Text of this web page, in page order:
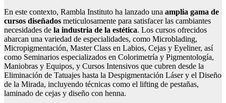
En este contexto, Rambla Instituto ha lanzado una amplia gama de
cursos diseñados meticulosamente para satisfacer las cambiantes
necesidades de la industria de la estética. Los cursos ofrecidos
abarcan una variedad de especialidades, como Microblading,
Micropigmentación, Master Class en Labios, Cejas y Eyeliner, así
como Seminarios especializados en Colorimetría y Pigmentología,
Maniobras y Equipos, y Cursos Intensivos que cubren desde la
Eliminación de Tatuajes hasta la Despigmentación Láser y el Diseño
de la Mirada, incluyendo técnicas como el lifting de pestañas,
laminado de cejas y diseño con henna.